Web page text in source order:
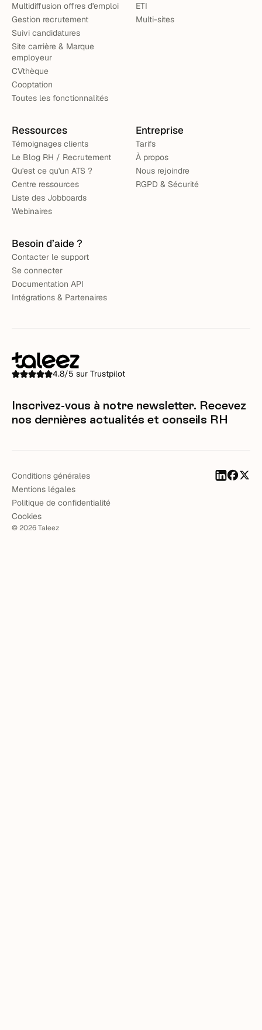
Multidiffusion offres d'emploi
Gestion recrutement
Suivi candidatures
Site carrière & Marque
employeur
CVthèque
Cooptation
Toutes les fonctionnalités
ETI
Multi-sites
Ressources
Témoignages clients
Le Blog RH / Recrutement
Qu'est ce qu'un ATS ?
Centre ressources
Liste des Jobboards
Webinaires
Entreprise
Tarifs
À propos
Nous rejoindre
RGPD & Sécurité
Besoin d’aide ?
Contacter le support
Se connecter
Documentation API
Intégrations & Partenaires
4.8/5 sur Trustpilot
Inscrivez-vous à notre newsletter. Recevez
nos dernières actualités et conseils RH
©2026Taleez
Conditions générales
Mentions légales
Politique de confidentialité
Cookies